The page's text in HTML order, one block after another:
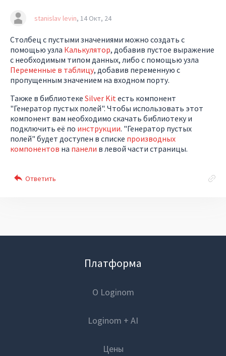
stanislav levin 14 Окт, 24
Столбец с пустыми значениями можно создать с
помощью узла Калькулятор, добавив пустое выражение
с необходимым типом данных, либо с помощью узла
Переменные в таблицу, добавив переменную с
пропущенным значением на входном порту.
Также в библиотеке Silver Kitесть компонент
"Генератор пустых полей". Чтобы использовать этот
компонент вам необходимо скачать библиотеку и
подключить её по инструкции. "Генератор пустых
полей" будет доступен в списке производных
компонентов на панели в левой части страницы.
Платформа
О Loginom
Loginom + AI
Цены